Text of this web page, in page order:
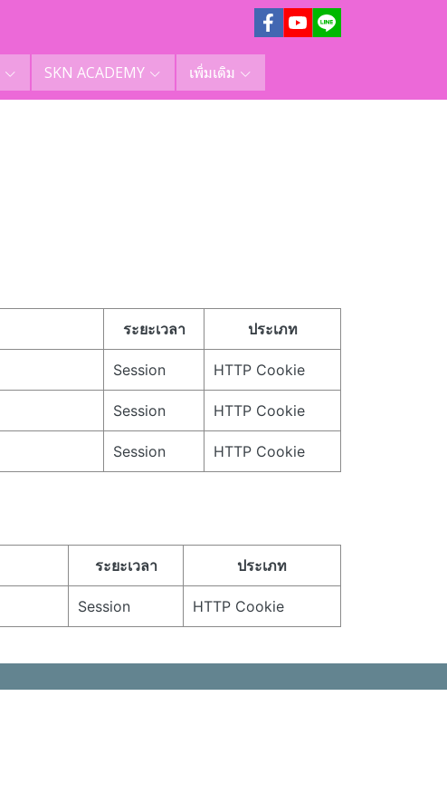
SKN ACADEMY เพิ่มเติม
ระยะเวลา ประเภท
Session HTTP Cookie
Session HTTP Cookie
Session HTTP Cookie
ระยะเวลา ประเภท
Session HTTP Cookie